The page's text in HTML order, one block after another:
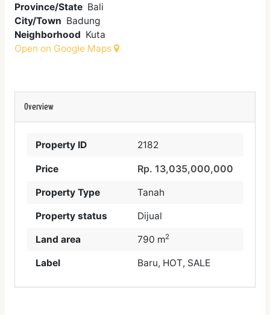
Province/State Bali
City/Town Badung
Neighborhood Kuta
Open on Google Maps
Overview
Property ID 2182
Price Rp. 13,035,000,000
Property Type Tanah
Property status Dijual
Land area 790 m2
Label Baru, HOT, SALE